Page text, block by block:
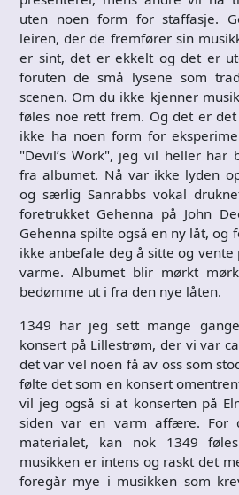
uten noen form for staffasje.
leiren, der de fremfører sin
er sint, det er ekkelt og det er
foruten de små lysene som
scenen. Om du ikke kjenner
føles noe rett frem. Og det er
ikke ha noen form for
"Devil’s Work", jeg vil heller har
fra albumet. Nå var ikke lyden
og særlig Sanrabbs vokal
foretrukket Gehenna på John
Gehenna spilte også en ny låt, og
ikke anbefale deg å sitte og
varme. Albumet blir mørkt
bedømme ut i fra den nye låten.
1349 har jeg sett mange
konsert på Lillestrøm, der vi var
det var vel noen få av oss som
følte det som en konsert
vil jeg også si at konserten på
siden var en varm affære. For
materialet, kan nok 1349
musikken er intens og raskt det
foregår mye i musikken som